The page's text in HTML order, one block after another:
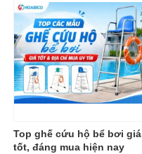
Top ghế cứu hộ bể bơi giá
tốt, đáng mua hiện nay